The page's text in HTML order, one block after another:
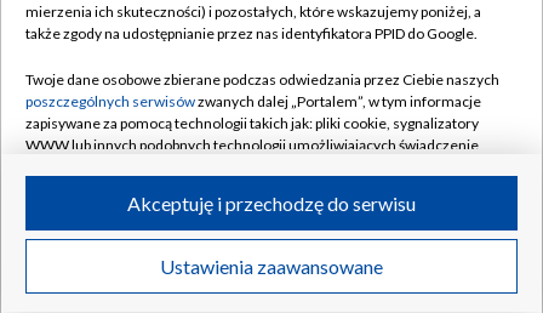
Naziemna Telewizja Cyfrowa
Rada Programowa
System NOS
Informacje o nadawcy
Program dla prasy
Ogłoszenie przetargowe
Pomoc
Kontakt
Kanały
©2026 Telewizja Polska S.A. w likwidacji
mierzenia ich skuteczności) i pozostałych, które wskazujemy poniżej, a
także zgody na udostępnianie przez nas identyfikatora PPID do Google.
Twoje dane osobowe zbierane podczas odwiedzania przez Ciebie naszych
poszczególnych serwisówzwanych dalej „Portalem”, w tym informacje
zapisywane za pomocą technologii takich jak: pliki cookie, sygnalizatory
WWW lub innych podobnych technologii umożliwiających świadczenie
ruchu w Internecie.
Twoje dane osobowe zbierane podczas odwiedzania przez Ciebie
poszczególnych serwisówna Portalu, takie jak adresy IP, identyfikatory
Ustawienia zaawansowane
Akceptuję i przechodzę do serwisu